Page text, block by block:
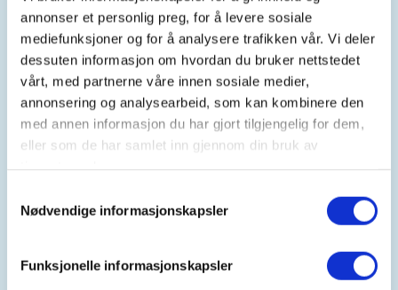
annonser et personlig preg, for å levere sosiale
mediefunksjoner og for å analysere trafikken vår. Vi deler
dessuten informasjon om hvordan du bruker nettstedet
vårt, med partnerne våre innen sosiale medier,
annonsering og analysearbeid, som kan kombinere den
med annen informasjon du har gjort tilgjengelig for dem,
eller som de har samlet inn gjennom din bruk av
Nødvendige informasjonskapsler
Funksjonelle informasjonskapsler
DNT FO Kongsvinger/Eidskog
Kontaktperson
Anne maren Gaarder
https://90824253
maren.gaarder@gmail.com
Vi møtes på P-plass innerst i Barkvegen (ved
Vi følger stien gjennom "Eventyrskogen" til Bukkene